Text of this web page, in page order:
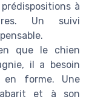
à
Un suivi
que le chien
il a besoin
en forme. Une
et à son